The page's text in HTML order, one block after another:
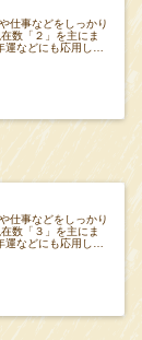
仕事などをしっかり
数「２」を主にま
などにも応用して
仕事などをしっかり
数「３」を主にま
運などにも応用して